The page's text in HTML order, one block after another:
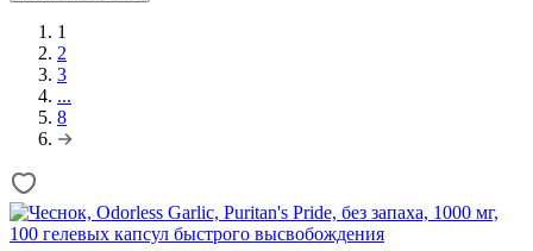
1
2
3
...
8